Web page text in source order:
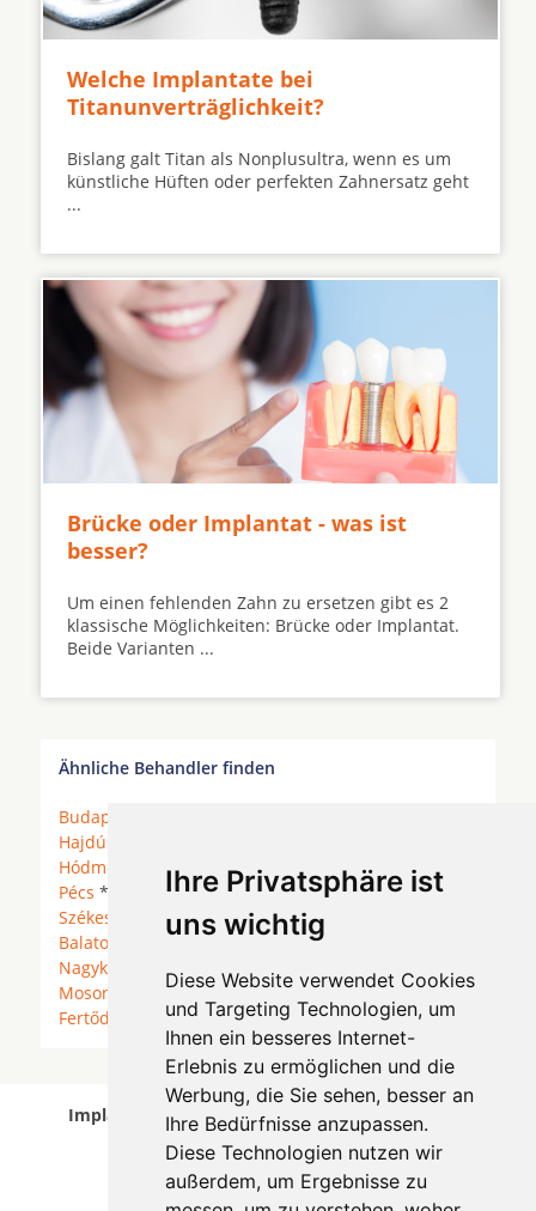
Ihre Privatsphäre ist
uns wichtig
Diese Website verwendet Cookies
und Targeting Technologien, um
Ihnen ein besseres Internet-
Erlebnis zu ermöglichen und die
Werbung, die Sie sehen, besser an
Ihre Bedürfnisse anzupassen.
Diese Technologien nutzen wir
außerdem, um Ergebnisse zu
Welche Implantate bei
Titanunverträglichkeit?
Bislang galt Titan als Nonplusultra, wenn es um
künstliche Hüften oder perfekten Zahnersatz geht
...
Brücke oder Implantat - was ist
besser?
Um einen fehlenden Zahn zu ersetzen gibt es 2
klassische Möglichkeiten: Brücke oder Implantat.
Beide Varianten ...
Ähnliche Behandler finden
Budapest
Hajdúszoboszló
Hódmezõvásárhely
*Gyönk Komló *Kaposvár
Pécs * Mecseknádasd* Himesháza*
Székesfehérvár*Balatonkenese*
Balatonfüred
*Keszthely * Hévíz*
Nagykanizsa
* Zalaegerszeg Győrújfalu *
Mosonmagyaróvár*Hegyeshalom*Sopron*
Fertőd
Zsira*Sárvár*Szombathely*Bük*
Implantologen in Debrecen wurde am 06 August
2026 aktualisiert.